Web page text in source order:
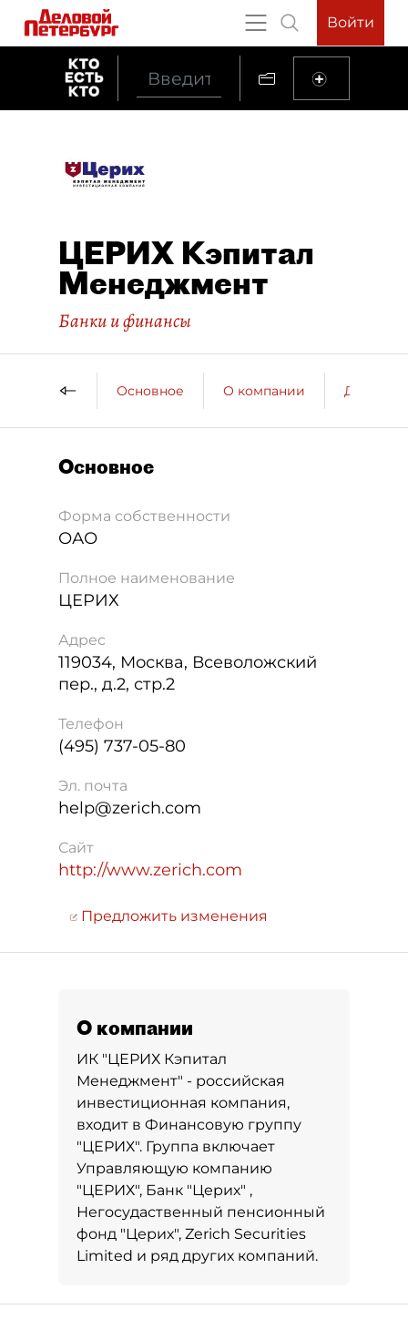
Войти
ЦЕРИХ Кэпитал
Менеджмент
Банки и финансы
Основное О компании ДП о
Основное
Форма собственности
ОАО
Полное наименование
ЦЕРИХ
Адрес
119034, Москва, Всеволожский
пер., д.2, стр.2
Телефон
(495) 737-05-80
Эл. почта
help@zerich.com
Сайт
http://www.zerich.com
Предложить изменения
О компании
ИК "ЦЕРИХ Кэпитал
Менеджмент" - российская
инвестиционная компания,
входит в Финансовую группу
"ЦЕРИХ". Группа включает
Управляющую компанию
"ЦЕРИХ", Банк "Церих" ,
Негосудаственный пенсионный
фонд "Церих", Zerich Securities
Limited и ряд других компаний.